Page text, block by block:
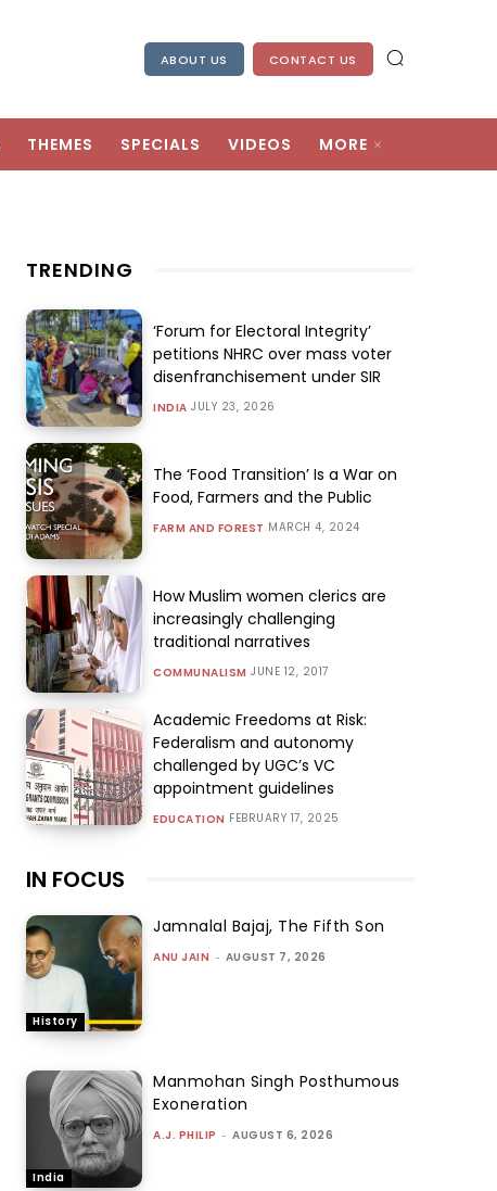
ABOUT US CONTACT US
THEMES SPECIALS VIDEOS MORE
TRENDING
‘Forum for Electoral Integrity’
petitions NHRC over mass voter
disenfranchisement under SIR
INDIA JULY 23, 2026
The ‘Food Transition’ Is a War on
Food, Farmers and the Public
FARM AND FOREST MARCH 4, 2024
How Muslim women clerics are
increasingly challenging
traditional narratives
COMMUNALISM JUNE 12, 2017
Academic Freedoms at Risk:
Federalism and autonomy
challenged by UGC’s VC
appointment guidelines
EDUCATION FEBRUARY 17, 2025
IN FOCUS
History
Jamnalal Bajaj, The Fifth Son
ANU JAIN - AUGUST 7, 2026
India
Manmohan Singh Posthumous
Exoneration
A.J. PHILIP - AUGUST 6, 2026